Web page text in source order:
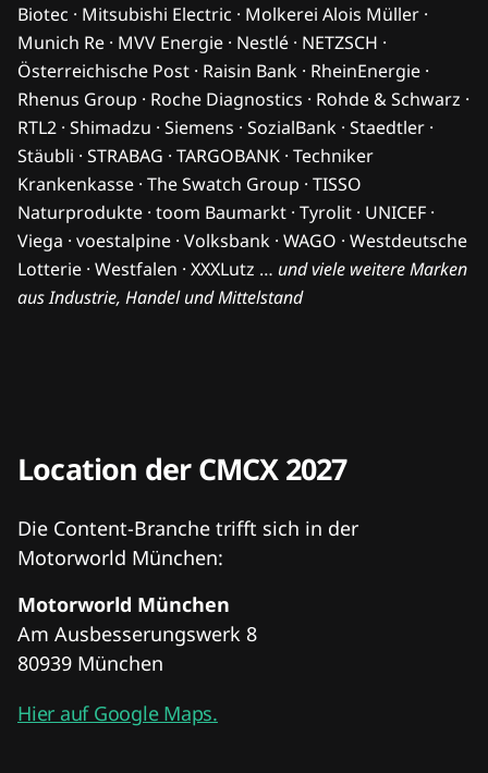
Biotec · Mitsubishi Electric · Molkerei Alois Müller ·
Munich Re · MVV Energie · Nestlé · NETZSCH ·
Österreichische Post · Raisin Bank · RheinEnergie ·
Rhenus Group · Roche Diagnostics · Rohde & Schwarz ·
RTL2 · Shimadzu · Siemens · SozialBank · Staedtler ·
Stäubli · STRABAG · TARGOBANK · Techniker
Krankenkasse · The Swatch Group · TISSO
Naturprodukte · toom Baumarkt · Tyrolit · UNICEF ·
Viega · voestalpine · Volksbank · WAGO · Westdeutsche
Lotterie · Westfalen · XXXLutz … und viele weitere Marken
aus Industrie, Handel und Mittelstand
Location der CMCX 2027
Die Content-Branche trifft sich in der
Motorworld München:
Motorworld München
Am Ausbesserungswerk 8
80939 München
Hier auf Google Maps.